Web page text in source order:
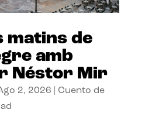
matins de
amb
Néstor Mir
2, 2026
Cuento de